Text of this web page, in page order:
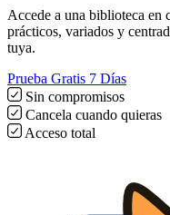
Accede a una biblioteca en
prácticos, variados y
tuya.
Prueba Gratis 7 Días
Sin compromisos
Cancela cuando quieras
Acceso total